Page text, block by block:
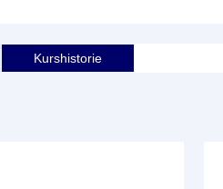
Kurshistorie